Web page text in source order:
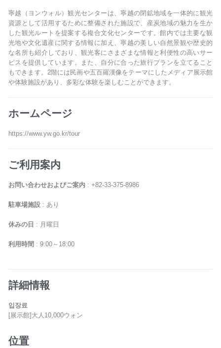
寧越（ヨンウォル）観光センターは、寧越の閉鉱地域を一体的に観光
資源として活用するために整備された施設で、産炭地域の魅力を生か
した観光ルートを提案する複合文化センターです。館内では主要な観
光地や文化遺産に関する情報に加え、寧越の美しい自然景観や歴史的
な名所も紹介しており、観光客にさまざまな情報と利便性の高いサー
ビスを提供しています。また、自分に合った旅行プランを立てること
もできます。2階には民画や五百羅漢像をテーマにしたメディア展示館
や体験施設があり、多彩な体験を楽しむことができます。
ホームページ
https://www.yw.go.kr/tour
ご利用案内
お問い合わせおよびご案内 : +82-33-375-8986
駐車場施設 : あり
休みの日 : 月曜日
利用時間 : 9:00～18:00
詳細情報
입장료
[展示館]大人10,000ウォン
位置